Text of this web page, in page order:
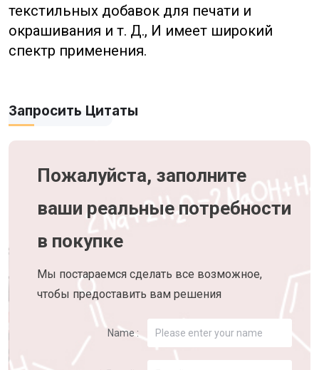
текстильных добавок для печати и
окрашивания и т. Д., И имеет широкий
спектр применения.
Запросить Цитаты
Пожалуйста, заполните
ваши реальные потребности
в покупке
Мы постараемся сделать все возможное,
чтобы предоставить вам решения
Name :